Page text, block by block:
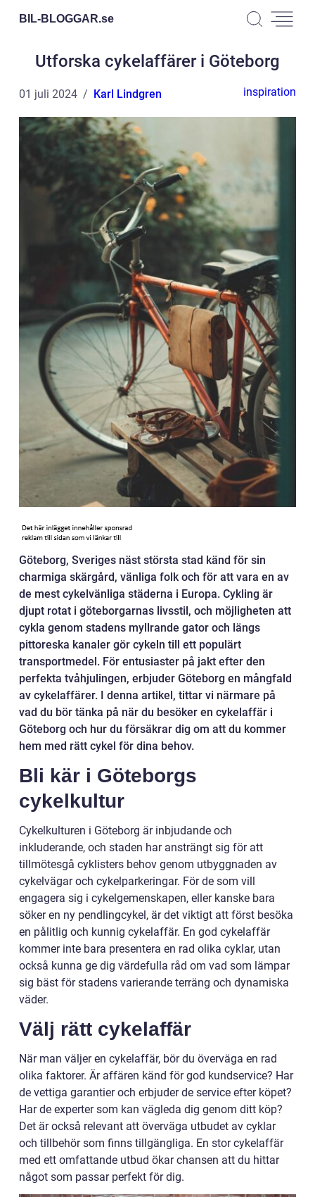
BIL-BLOGGAR.se
Utforska cykelaffärer i Göteborg
01 juli 2024 Karl Lindgren inspiration
Göteborg, Sveriges näst största stad känd för sin
charmiga skärgård, vänliga folk och för att vara en av
de mest cykelvänliga städerna i Europa. Cykling är
djupt rotat i göteborgarnas livsstil, och möjligheten att
cykla genom stadens myllrande gator och längs
pittoreska kanaler gör cykeln till ett populärt
transportmedel. För entusiaster på jakt efter den
perfekta tvåhjulingen, erbjuder Göteborg en mångfald
av cykelaffärer. I denna artikel, tittar vi närmare på
vad du bör tänka på när du besöker en cykelaffär i
Göteborg och hur du försäkrar dig om att du kommer
hem med rätt cykel för dina behov.
Bli kär i Göteborgs
cykelkultur
Cykelkulturen i Göteborg är inbjudande och
inkluderande, och staden har ansträngt sig för att
tillmötesgå cyklisters behov genom utbyggnaden av
cykelvägar och cykelparkeringar. För de som vill
engagera sig i cykelgemenskapen, eller kanske bara
söker en ny pendlingcykel, är det viktigt att först besöka
en pålitlig och kunnig cykelaffär. En god cykelaffär
kommer inte bara presentera en rad olika cyklar, utan
också kunna ge dig värdefulla råd om vad som lämpar
sig bäst för stadens varierande terräng och dynamiska
väder.
Välj rätt cykelaffär
När man väljer en cykelaffär, bör du överväga en rad
olika faktorer. Är affären känd för god kundservice? Har
de vettiga garantier och erbjuder de service efter köpet?
Har de experter som kan vägleda dig genom ditt köp?
Det är också relevant att överväga utbudet av cyklar
och tillbehör som finns tillgängliga. En stor cykelaffär
med ett omfattande utbud ökar chansen att du hittar
något som passar perfekt för dig.